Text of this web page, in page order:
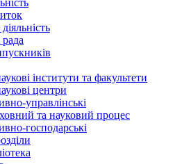
інститути та факультети
центри
управлінські
та науковий процес
господарські